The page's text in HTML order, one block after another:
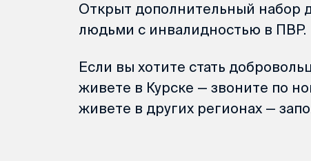
Открыт дополнительный набор
людьми с инвалидностью в ПВР.
Если вы хотите стать
живете в Курске — звоните по
живете в других регионах —